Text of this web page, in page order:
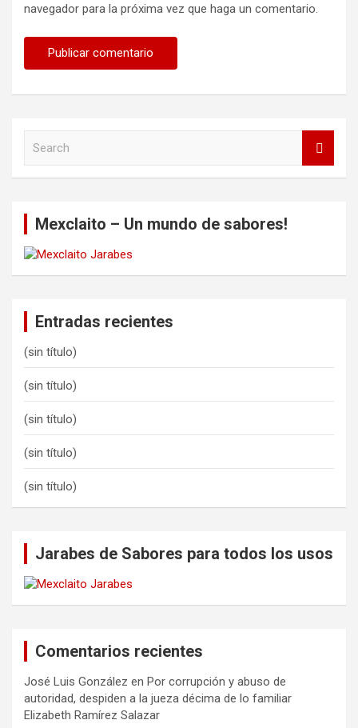
navegador para la próxima vez que haga un comentario.
Mexclaito – Un mundo de sabores!
Entradas recientes
(sin título)
(sin título)
(sin título)
(sin título)
(sin título)
Jarabes de Sabores para todos los usos
Comentarios recientes
José Luis González en Por corrupción y abuso de
autoridad, despiden a la jueza décima de lo familiar
Elizabeth Ramírez Salazar